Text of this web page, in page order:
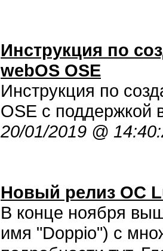
Инструкция по
webOS OSE
Инструкция по
OSE с поддержкой
20/01/2019 @
Новый релиз ОС
В конце ноября
имя "Doppio") с